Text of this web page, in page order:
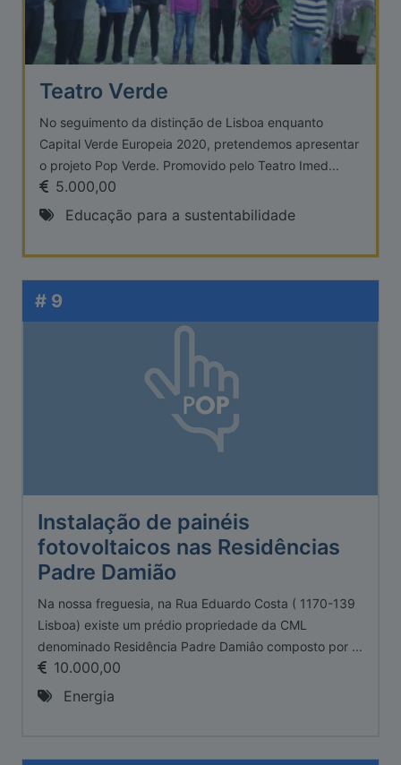
Teatro Verde
No seguimento da distinção de Lisboa enquanto
Capital Verde Europeia 2020, pretendemos apresentar
o projeto Pop Verde. Promovido pelo Teatro Imed...
5.000,00
Educação para a sustentabilidade
# 9
Instalação de painéis
fotovoltaicos nas Residências
Padre Damião
Na nossa freguesia, na Rua Eduardo Costa ( 1170-139
Lisboa) existe um prédio propriedade da CML
denominado Residência Padre Damiâo composto por ...
10.000,00
Energia